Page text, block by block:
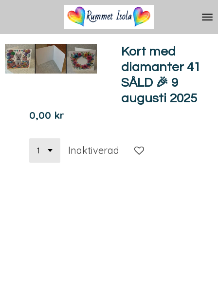
huvudinnehållet
Kort med
diamanter 41
SÅLD 🎉 9
augusti 2025
0,00 kr
Inaktiverad